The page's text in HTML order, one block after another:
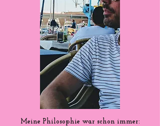
Meine Philosophie war schon immer: